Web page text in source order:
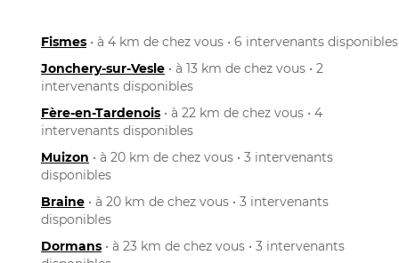
Fismes • à 4 km de chez vous • 6 intervenants disponibles
Jonchery-sur-Vesle • à 13 km de chez vous • 2
intervenants disponibles
Fère-en-Tardenois • à 22 km de chez vous • 4
intervenants disponibles
Muizon • à 20 km de chez vous • 3 intervenants
disponibles
Braine • à 20 km de chez vous • 3 intervenants
disponibles
Dormans • à 23 km de chez vous • 3 intervenants